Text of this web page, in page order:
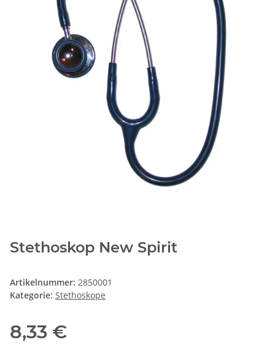
Stethoskop New Spirit
Artikelnummer: 2850001
Kategorie: Stethoskope
8,33 €